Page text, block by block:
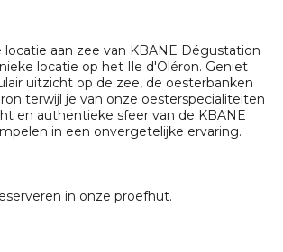
aan zee van KBANE Dégustation
locatie op het Ile d'Oléron. Geniet
uitzicht op de zee, de oesterbanken
terwijl je van onze oesterspecialiteiten
en authentieke sfeer van de KBANE
in een onvergetelijke ervaring.
in onze proefhut.